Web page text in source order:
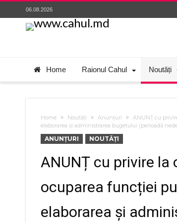
06.08.2026
Home Raionul Cahul Noutăți
Home Noutăți Anunțuri
ANUNȚ cu
elaborarea și administrarea bugetului (perioadă
ANUNȚURI NOUTĂȚI
ANUNȚ cu privire
ocuparea funcției
elaborarea și